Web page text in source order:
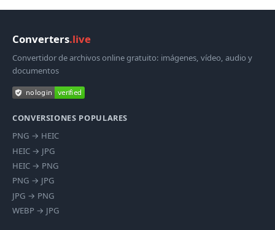
Converters.live
Convertidor de archivos online gratuito: imágenes, vídeo, audio y
documentos
CONVERSIONES POPULARES
PNG → HEIC
HEIC → JPG
HEIC → PNG
PNG → JPG
JPG → PNG
WEBP → JPG